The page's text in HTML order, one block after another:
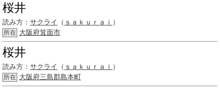
桜井
読み方： サクライ （ ｓａｋｕｒａｉ ）
所在 大阪府箕面市
桜井
読み方： サクライ （ ｓａｋｕｒａｉ ）
所在 大阪府三島郡島本町